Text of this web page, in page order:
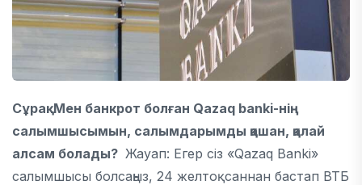
Сұрақ: Мен банкрот болған Qazaq banki-нің
салымшысымын, салымдарымды қашан, қалай
алсам болады? Жауап: Егер сіз «Qazaq Banki»
салымшысы болсаңыз, 24 желтоқсаннан бастап ВТБ